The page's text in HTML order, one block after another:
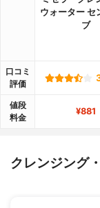
ウォーター セ
ブ
口コミ
評価
値段
料金
¥881
クレンジング